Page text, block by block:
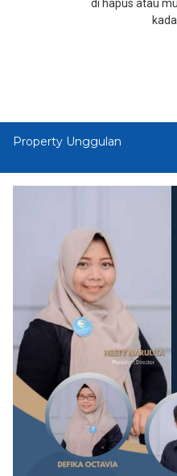
di hapus atau
Property Unggulan